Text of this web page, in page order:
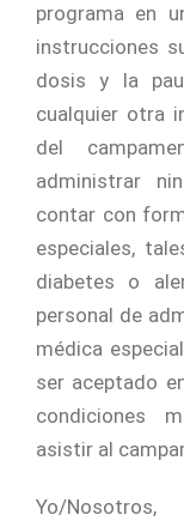
programa en
instrucciones
dosis y la
cualquier otra
del
administrar
contar con
especiales,
diabetes o
personal de
médica
ser aceptado
condiciones
asistir al
Yo/